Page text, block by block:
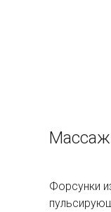
Форсунки